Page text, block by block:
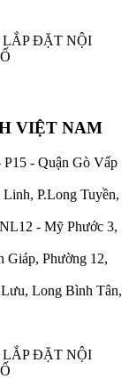
LẮP ĐẶT NỘI
VIỆT NAM
- Quận Gò Vấp
P.Long Tuyền,
- Mỹ Phước 3,
Giáp, Phường 12,
Long Bình Tân,
LẮP ĐẶT NỘI